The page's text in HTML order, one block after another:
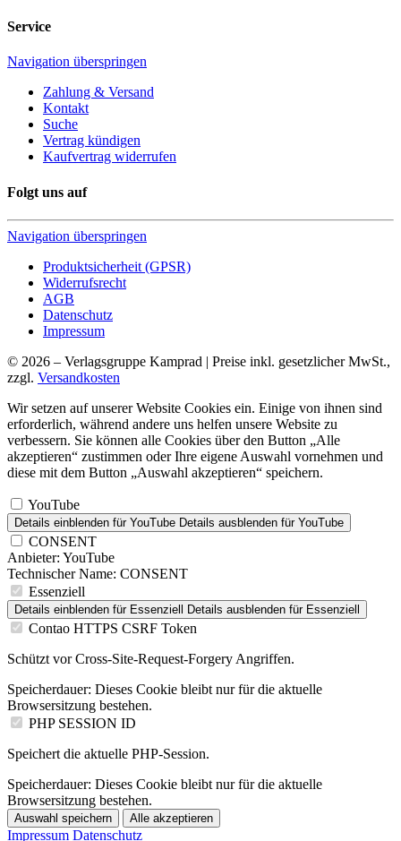
Service
Navigation überspringen
Zahlung & Versand
Kontakt
Suche
Vertrag kündigen
Kaufvertrag widerrufen
Folgt uns auf
Navigation überspringen
Produktsicherheit (GPSR)
Widerrufsrecht
AGB
Datenschutz
Impressum
© 2026 – Verlagsgruppe Kamprad | Preise inkl. gesetzlicher MwSt.,
zzgl. Versandkosten
Wir setzen auf unserer Website Cookies ein. Einige von ihnen sind
erforderlich, während andere uns helfen unsere Website zu
verbessern. Sie können alle Cookies über den Button „Alle
akzeptieren“ zustimmen oder Ihre eigene Auswahl vornehmen und
diese mit dem Button „Auswahl akzeptieren“ speichern.
YouTube
Details einblenden für YouTube Details ausblenden für YouTube
CONSENT
Anbieter: YouTube
Technischer Name: CONSENT
Essenziell
Details einblenden für Essenziell Details ausblenden für Essenziell
Contao HTTPS CSRF Token
Schützt vor Cross-Site-Request-Forgery Angriffen.
Speicherdauer: Dieses Cookie bleibt nur für die aktuelle
Browsersitzung bestehen.
PHP SESSION ID
Speichert die aktuelle PHP-Session.
Speicherdauer: Dieses Cookie bleibt nur für die aktuelle
Browsersitzung bestehen.
Auswahl speichern Alle akzeptieren
Impressum Datenschutz